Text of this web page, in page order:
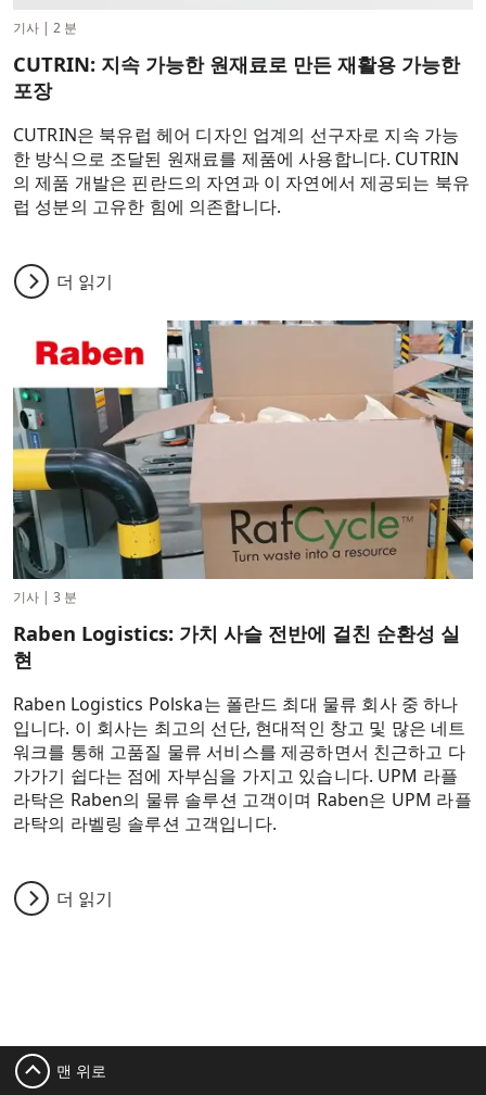
기사 | 2 분
CUTRIN: 지속 가능한 원재료로 만든 재활용 가능한
포장
CUTRIN은 북유럽 헤어 디자인 업계의 선구자로 지속 가능
한 방식으로 조달된 원재료를 제품에 사용합니다. CUTRIN
의 제품 개발은 핀란드의 자연과 이 자연에서 제공되는 북유
럽 성분의 고유한 힘에 의존합니다.
더 읽기
기사 | 3 분
Raben Logistics: 가치 사슬 전반에 걸친 순환성 실
현
Raben Logistics Polska는 폴란드 최대 물류 회사 중 하나
입니다. 이 회사는 최고의 선단, 현대적인 창고 및 많은 네트
워크를 통해 고품질 물류 서비스를 제공하면서 친근하고 다
가가기 쉽다는 점에 자부심을 가지고 있습니다. UPM 라플
라탁은 Raben의 물류 솔루션 고객이며 Raben은 UPM 라플
라탁의 라벨링 솔루션 고객입니다.
더 읽기
맨 위로